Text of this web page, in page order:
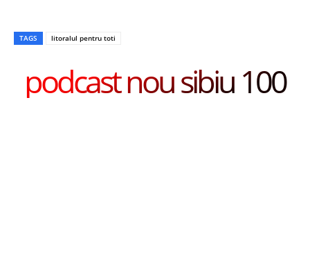
TAGS litoralul pentru toti
podcast nou sibiu 100